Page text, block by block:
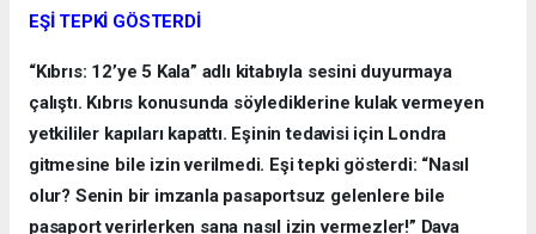
EŞİ TEPKİ GÖSTERDİ
“Kıbrıs: 12’ye 5 Kala” adlı kitabıyla sesini duyurmaya
çalıştı. Kıbrıs konusunda söylediklerine kulak vermeyen
yetkililer kapıları kapattı. Eşinin tedavisi için Londra
gitmesine bile izin verilmedi. Eşi tepki gösterdi: “Nasıl
olur? Senin bir imzanla pasaportsuz gelenlere bile
pasaport verirlerken sana nasıl izin vermezler!” Dava